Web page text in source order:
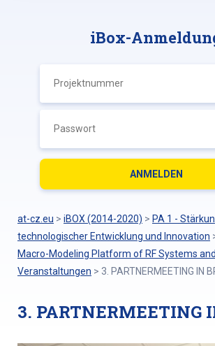
iBox-
at-cz.eu > iBOX (2014-2020) > PA 1 -
technologischer Entwicklung und Innovation
Macro-Modeling Platform of RF Systems
Veranstaltungen > 3. PARTNERMEETING IN
3. PARTNERMEETING